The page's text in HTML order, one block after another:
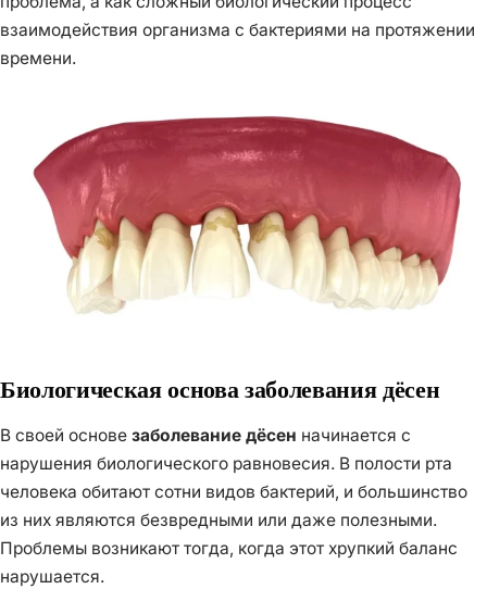
взаимодействия организма с бактериями на протяжении
времени.
Биологическая основа заболевания дёсен
В своей основе заболевание дёсен начинается с
нарушения биологического равновесия. В полости рта
человека обитают сотни видов бактерий, и большинство
из них являются безвредными или даже полезными.
Проблемы возникают тогда, когда этот хрупкий баланс
нарушается.